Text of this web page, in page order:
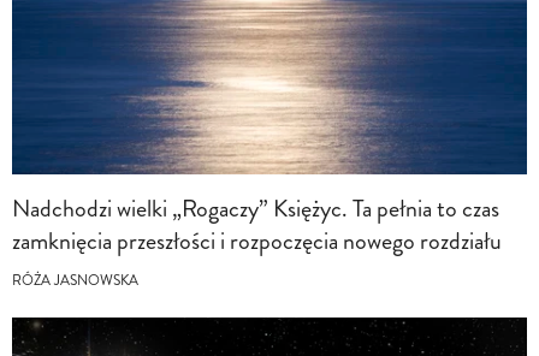
Nadchodzi wielki „Rogaczy” Księżyc. Ta pełnia to czas
zamknięcia przeszłości i rozpoczęcia nowego rozdziału
RÓŻA JASNOWSKA